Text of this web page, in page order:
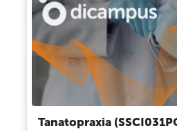
Tanatopraxia